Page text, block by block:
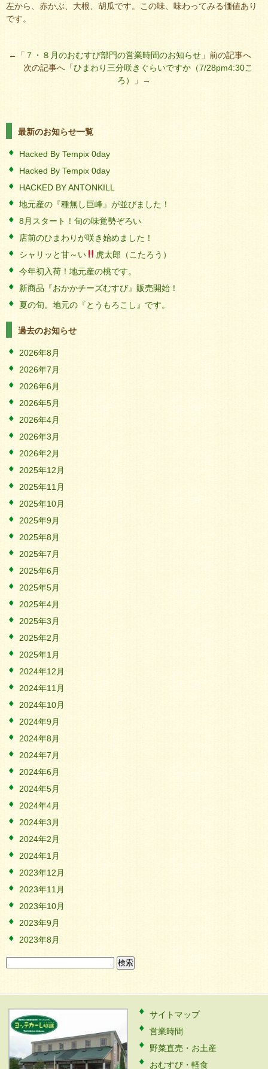
左から、赤かぶ、大根、胡瓜です。この味、味わってみる価値あり
です。
←「 ７・８月のおむすび部門の営業時間のお知らせ」前の記事へ
次の記事へ「ひまわり三分咲きぐらいですか（7/28pm4:30こ
ろ）
」→
最新のお知らせ一覧
Hacked By Tempix 0day
Hacked By Tempix 0day
HACKED BY ANTONKILL
地元産の『種無し巨峰』が並びました！
8月スタート！旬の味覚勢ぞろい
店前のひまわりが咲き始めました！
シャリッと甘～い
虎太郎（こたろう）
今年初入荷！地元産の桃です。
新商品『おかかチーズむすび』販売開始！
夏の旬。地元の『とうもろこし』です。
過去のお知らせ
2026年8月
2026年7月
2026年6月
2026年5月
2026年4月
2026年3月
2026年2月
2025年12月
2025年11月
2025年10月
2025年9月
2025年8月
2025年7月
2025年6月
2025年5月
2025年4月
2025年3月
2025年2月
2025年1月
2024年12月
2024年11月
2024年10月
2024年9月
2024年8月
2024年7月
2024年6月
2024年5月
2024年4月
2024年3月
2024年2月
2024年1月
2023年12月
2023年11月
2023年10月
2023年9月
2023年8月
サイトマップ
営業時間
野菜直売・お土産
おむすび・軽食